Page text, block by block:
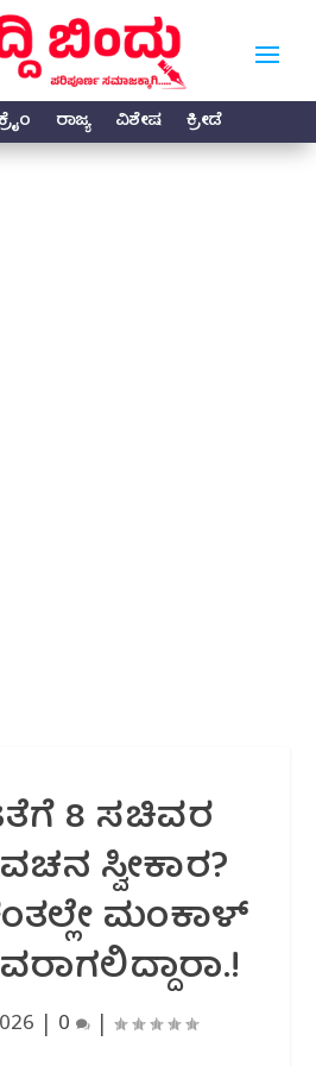
ರಾಜ್ಯ ವಿಶೇಷ ಕ್ರೀಡೆ
8 ಸಚಿವರ
ಸ್ವೀಕಾರ?
ಮಂಕಾಳ್
0 |